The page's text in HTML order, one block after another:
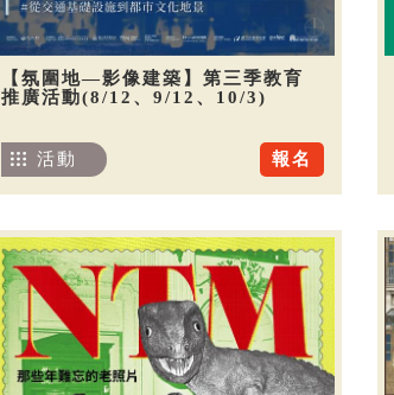
【氛圍地—影像建築】第三季教育
推廣活動(8/12、9/12、10/3)
報名
活動